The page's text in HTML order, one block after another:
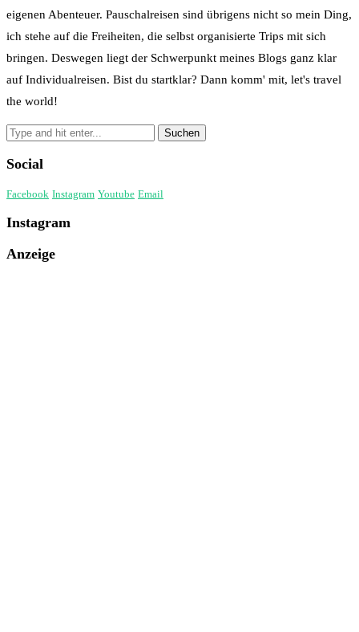
eigenen Abenteuer. Pauschalreisen sind übrigens nicht so mein Ding,
ich stehe auf die Freiheiten, die selbst organisierte Trips mit sich
bringen. Deswegen liegt der Schwerpunkt meines Blogs ganz klar
auf Individualreisen. Bist du startklar? Dann komm' mit, let's travel
the world!
Social
Facebook Instagram Youtube Email
Instagram
Anzeige